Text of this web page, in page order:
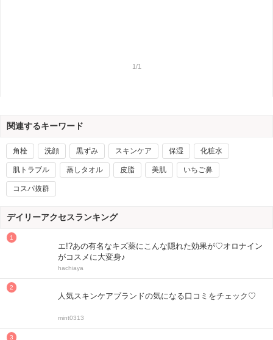
1/1
関連するキーワード
角栓 洗顔 黒ずみ スキンケア 保湿 化粧水
肌トラブル 蒸しタオル 皮脂 美肌 いちご鼻
コスパ抜群
デイリーアクセスランキング
エ!?あの有名なキズ薬にこんな隠れた効果が♡オロナイン
がコスメに大変身♪
hachiaya
人気スキンケアブランドの気になる口コミをチェック♡
mint0313